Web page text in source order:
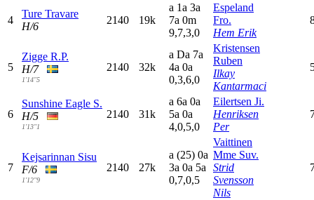
4
Ture Travare
H/6
2140 19k
a 1a 3a
7a 0m
9,7,3,0
Espeland
Fro.
Hem Erik
5
Zigge R.P.
H/7
1'14"5
2140 32k
a Da 7a
4a 0a
0,3,6,0
Kristensen
Ruben
Ilkay
Kantarmaci
6
Sunshine Eagle S.
H/5
1'13"1
2140 31k
a 6a 0a
5a 0a
4,0,5,0
Eilertsen Ji.
Henriksen
Per
7
Kejsarinnan Sisu
F/6
1'12"9
2140 27k
a (25) 0a
3a 0a 5a
0,7,0,5
Vaittinen
Mme Suv.
Strid
Svensson
Nils